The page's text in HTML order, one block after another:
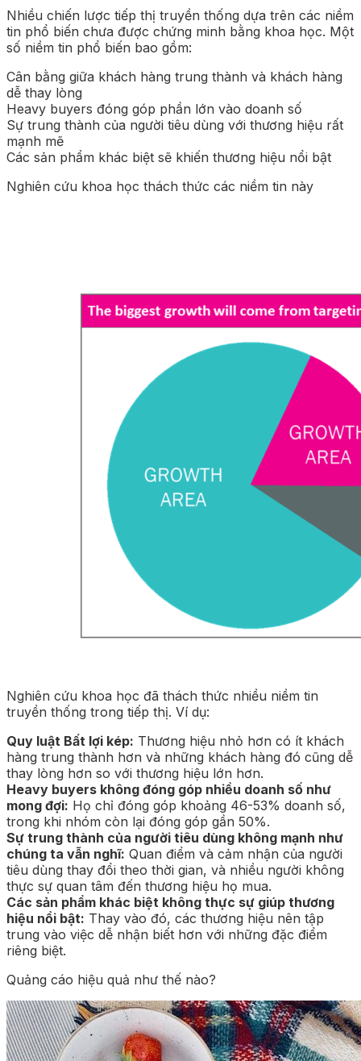
Nhiều chiến lược tiếp thị truyền thống dựa trên các niềm
tin phổ biến chưa được chứng minh bằng khoa học. Một
số niềm tin phổ biến bao gồm:
Cân bằng giữa khách hàng trung thành và khách hàng
dễ thay lòng
Heavy buyers đóng góp phần lớn vào doanh số
Sự trung thành của người tiêu dùng với thương hiệu rất
mạnh mẽ
Các sản phẩm khác biệt sẽ khiến thương hiệu nổi bật
Nghiên cứu khoa học thách thức các niềm tin này
Nghiên cứu khoa học đã thách thức nhiều niềm tin
truyền thống trong tiếp thị. Ví dụ:
Quy luật Bất lợi kép: Thương hiệu nhỏ hơn có ít khách
hàng trung thành hơn và những khách hàng đó cũng dễ
thay lòng hơn so với thương hiệu lớn hơn.
Heavy buyers không đóng góp nhiều doanh số như
mong đợi: Họ chỉ đóng góp khoảng 46-53% doanh số,
trong khi nhóm còn lại đóng góp gần 50%.
Sự trung thành của người tiêu dùng không mạnh như
chúng ta vẫn nghĩ: Quan điểm và cảm nhận của người
tiêu dùng thay đổi theo thời gian, và nhiều người không
thực sự quan tâm đến thương hiệu họ mua.
Các sản phẩm khác biệt không thực sự giúp thương
hiệu nổi bật: Thay vào đó, các thương hiệu nên tập
trung vào việc dễ nhận biết hơn với những đặc điểm
riêng biệt.
Quảng cáo hiệu quả như thế nào?